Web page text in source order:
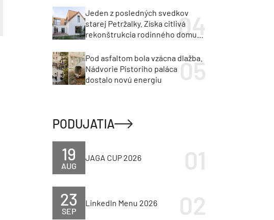
Jeden z posledných svedkov
starej Petržalky. Získa citlivá
rekonštrukcia rodinného domu
Pod asfaltom bola vzácna dlažba.
Nádvorie Pistoriho paláca
dostalo novú energiu
PODUJATIA
AUG
19 JAGA CUP 2026
SEP
23 LinkedIn Menu 2026